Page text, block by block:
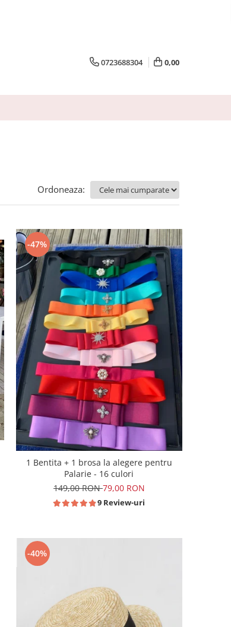
0723688304 0,00
Ordoneaza:
-47%
1 Bentita + 1 brosa la alegere pentru
Palarie - 16 culori
149,00 RON79,00 RON
9 Review-uri
-40%